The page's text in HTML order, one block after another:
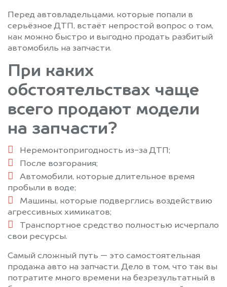
Михнево
Можайск
Монино
Москва
Московский
Мытищи
Нахабино
Немчиновка
Новобратцевский
Новоподрезково
Ногинск
Ожерелье
Октябрьский
Опалиха
Орехово-Зуево
Первомайский
Пески
Пироговский
Полушкино
Правдинский
Протвино
Родники
Рошаль
Перед автовладельцами, которые попали в
серьёзное ДТП, встаёт непростой вопрос о том,
как можно быстро и выгодно продать разбитый
автомобиль на запчасти.
При каких
обстоятельствах чаще
всего продают модели
на запчасти?
Неремонтопригодность из-за ДТП;
После возгорания;
Автомобили, которые длительное время
пробыли в воде;
Машины, которые подверглись воздействию
агрессивных химикатов;
Транспортное средство полностью исчерпало
свои ресурсы.
Самый сложный путь — это самостоятельная
продажа авто на запчасти. Дело в том, что так вы
потратите много времени на безрезультатный в